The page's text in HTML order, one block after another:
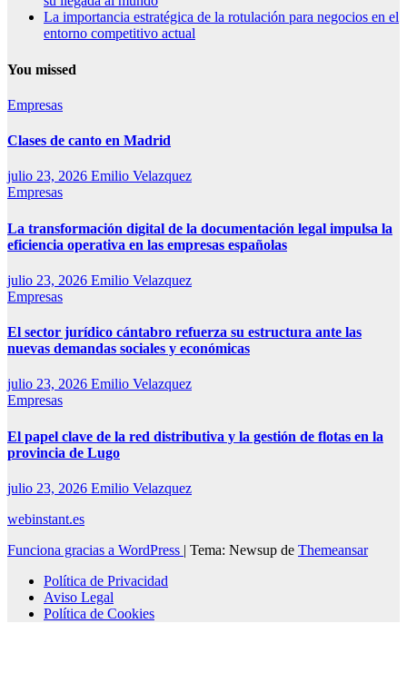
La importancia estratégica de la rotulación para negocios en el
entorno competitivo actual
You missed
Empresas
Clases de canto en Madrid
julio 23, 2026 Emilio Velazquez
Empresas
La transformación digital de la documentación legal impulsa la
eficiencia operativa en las empresas españolas
julio 23, 2026 Emilio Velazquez
Empresas
El sector jurídico cántabro refuerza su estructura ante las
nuevas demandas sociales y económicas
julio 23, 2026 Emilio Velazquez
Empresas
El papel clave de la red distributiva y la gestión de flotas en la
provincia de Lugo
julio 23, 2026 Emilio Velazquez
webinstant.es
Funciona gracias a WordPress | Tema: Newsup de Themeansar
Política de Privacidad
Aviso Legal
Política de Cookies